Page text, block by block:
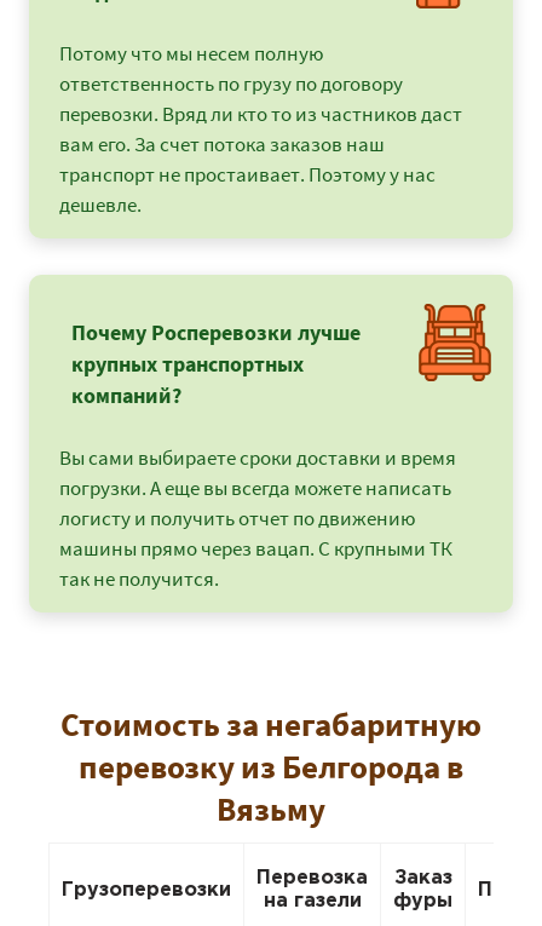
Потому что мы несем полную
ответственность по грузу по договору
перевозки. Вряд ли кто то из частников даст
вам его. За счет потока заказов наш
транспорт не простаивает. Поэтому у нас
дешевле.
Почему Росперевозки лучше
крупных транспортных
компаний?
Вы сами выбираете сроки доставки и время
погрузки. А еще вы всегда можете написать
логисту и получить отчет по движению
машины прямо через вацап. С крупными ТК
так не получится.
Стоимость за негабаритную
перевозку из Белгорода в
Вязьму
Грузоперевозки
Перевозка
на газели
Заказ
фуры